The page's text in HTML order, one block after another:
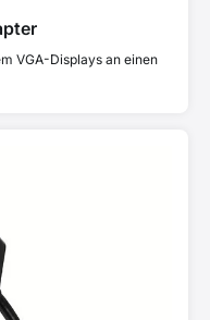
VGA-Displays an einen